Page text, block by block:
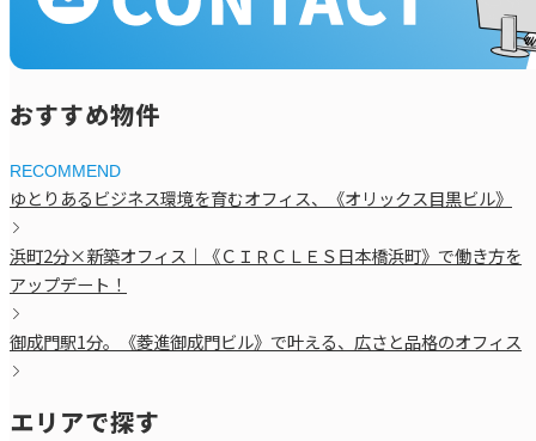
おすすめ物件
RECOMMEND
ゆとりあるビジネス環境を育むオフィス、《オリックス目黒ビル》
浜町2分×新築オフィス｜《ＣＩＲＣＬＥＳ日本橋浜町》で働き方を
アップデート！
御成門駅1分。《菱進御成門ビル》で叶える、広さと品格のオフィス
エリアで探す